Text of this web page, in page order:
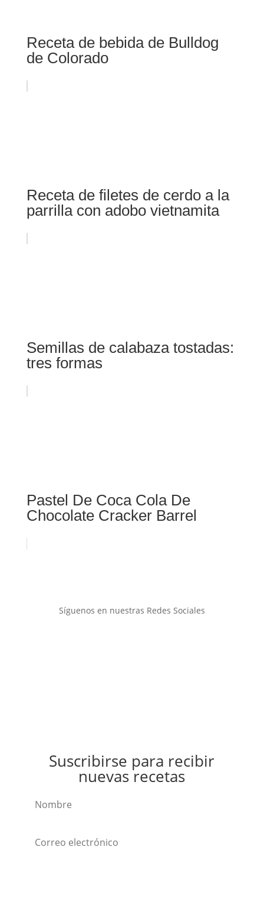
Receta de bebida de Bulldog
de Colorado
Receta de filetes de cerdo a la
parrilla con adobo vietnamita
Semillas de calabaza tostadas:
tres formas
Pastel De Coca Cola De
Chocolate Cracker Barrel
Síguenos en nuestras Redes Sociales
Suscribirse para recibir
nuevas recetas